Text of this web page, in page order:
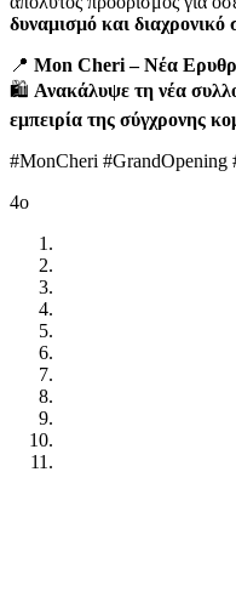
δυναμισμό και διαχρονικό
📍 Mon Cheri – Νέα
🛍️ Ανακάλυψε τη νέα
εμπειρία της σύγχρονης
#MonCheri #GrandOpening
4o